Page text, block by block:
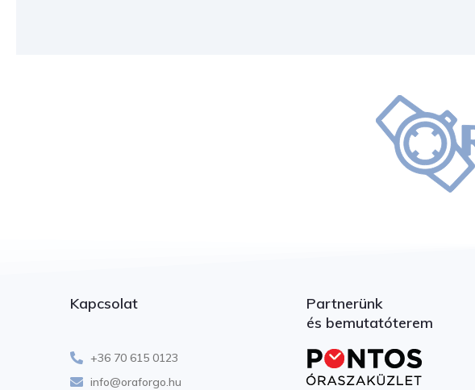
Kapcsolat
+36 70 615 0123
info@oraforgo.hu
Partnerünk
és bemutatóterem